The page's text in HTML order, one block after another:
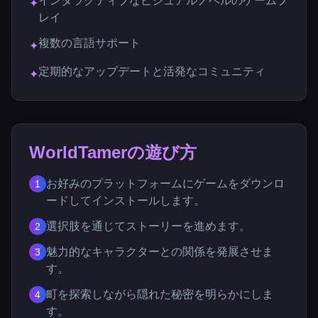
✦
レイ
✦複数の言語サポート
✦定期的なアップデートと活発なコミュニティ
WorldTamerの遊び方
1
お好みのプラットフォームにゲームをダウンロ
ードしてインストールします。
2 選択肢を通じてストーリーを進めます。
3
魅力的なキャラクターとの関係を発展させま
す。
4 町を探索しながら隠れた秘密を明らかにしま
す。